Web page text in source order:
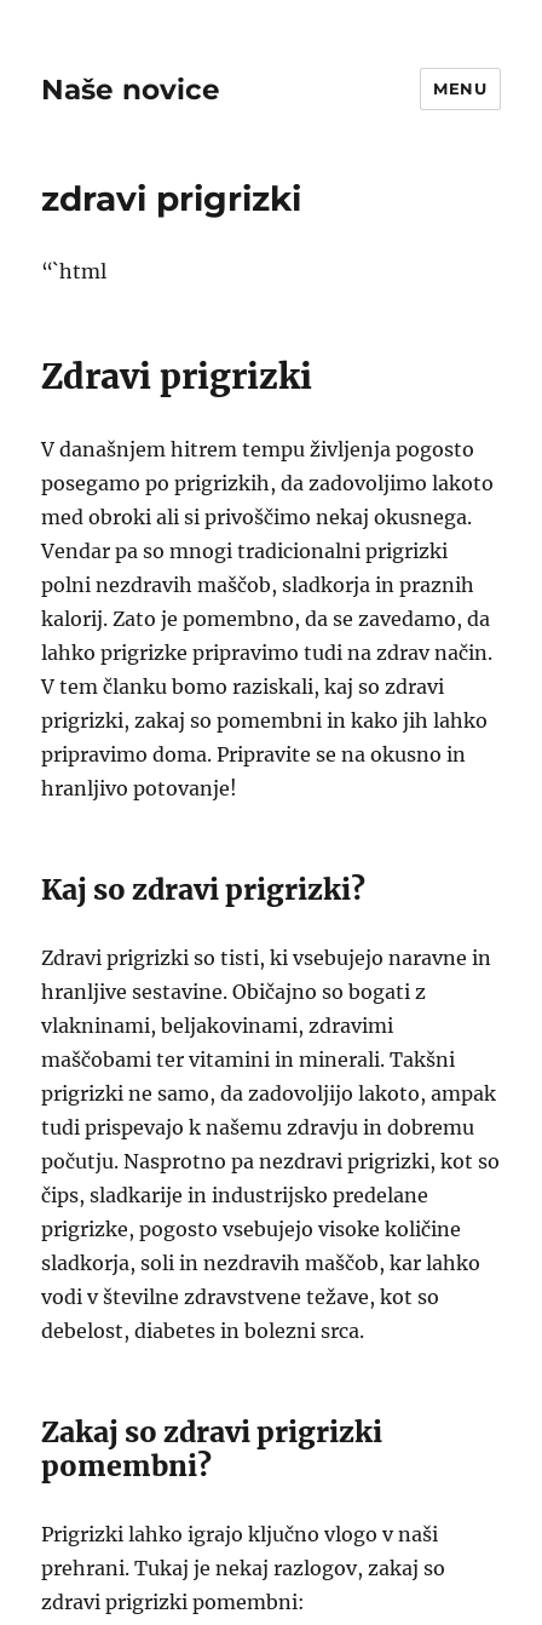
Naše novice MENU
zdravi prigrizki
“`html
Zdravi prigrizki
V današnjem hitrem tempu življenja pogosto
posegamo po prigrizkih, da zadovoljimo lakoto
med obroki ali si privoščimo nekaj okusnega.
Vendar pa so mnogi tradicionalni prigrizki
polni nezdravih maščob, sladkorja in praznih
kalorij. Zato je pomembno, da se zavedamo, da
lahko prigrizke pripravimo tudi na zdrav način.
V tem članku bomo raziskali, kaj so zdravi
prigrizki, zakaj so pomembni in kako jih lahko
pripravimo doma. Pripravite se na okusno in
hranljivo potovanje!
Kaj so zdravi prigrizki?
Zdravi prigrizki so tisti, ki vsebujejo naravne in
hranljive sestavine. Običajno so bogati z
vlakninami, beljakovinami, zdravimi
maščobami ter vitamini in minerali. Takšni
prigrizki ne samo, da zadovoljijo lakoto, ampak
tudi prispevajo k našemu zdravju in dobremu
počutju. Nasprotno pa nezdravi prigrizki, kot so
čips, sladkarije in industrijsko predelane
prigrizke, pogosto vsebujejo visoke količine
sladkorja, soli in nezdravih maščob, kar lahko
vodi v številne zdravstvene težave, kot so
debelost, diabetes in bolezni srca.
Zakaj so zdravi prigrizki
pomembni?
Prigrizki lahko igrajo ključno vlogo v naši
prehrani. Tukaj je nekaj razlogov, zakaj so
zdravi prigrizki pomembni: